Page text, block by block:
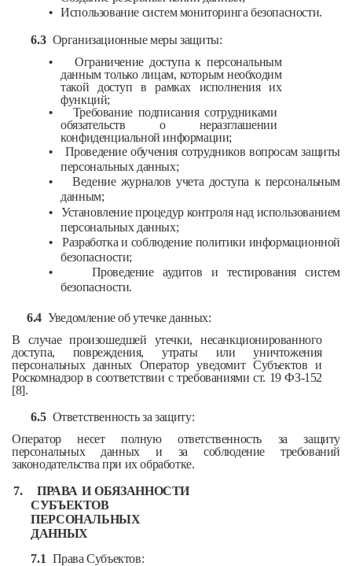
•
Использование систем мониторинга безопасности.
6.3 Организационные меры защиты:
•
Ограничение доступа к персональным
данным только лицам, которым необходим
такой доступ в рамках исполнения их
функций;
•
Требование подписания сотрудниками
обязательств о неразглашении
конфиденциальной информации;
•
Проведение обучения сотрудников вопросам защиты
персональных данных;
•
Ведение журналов учета доступа к персональным
данным;
•
Установление процедур контроля над использованием
персональных данных;
•
Разработка и соблюдение политики информационной
безопасности;
•
Проведение аудитов и тестирования систем
безопасности.
6.4 Уведомление об утечке данных:
В случае произошедшей утечки, несанкционированного
доступа, повреждения, утраты или уничтожения
персональных данных Оператор уведомит Субъектов и
Роскомнадзор в соответствии с требованиями ст. 19 ФЗ-152
[8].
6.5 Ответственность за защиту:
Оператор несет полную ответственность за защиту
персональных данных и за соблюдение требований
законодательства при их обработке.
7.
ПРАВА И ОБЯЗАННОСТИ
СУБЪЕКТОВ
ПЕРСОНАЛЬНЫХ
ДАННЫХ
7.1 Права Субъектов: